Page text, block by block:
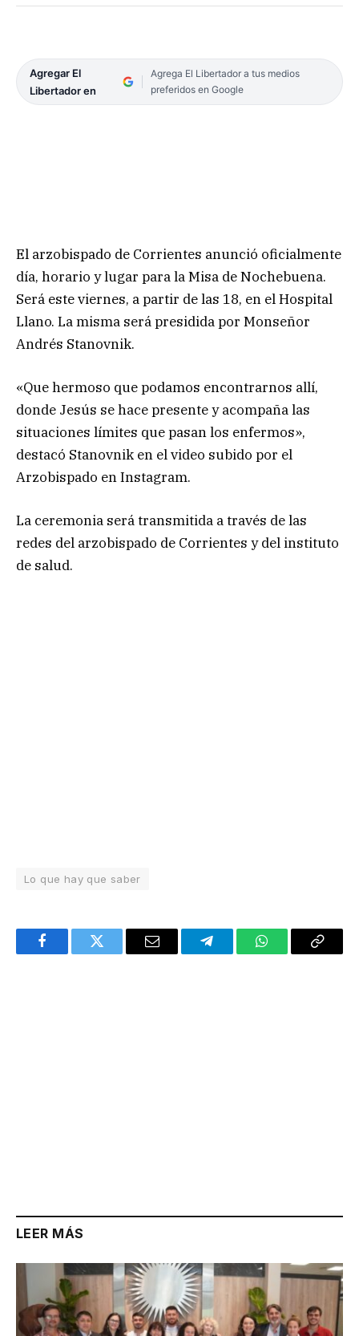
Agregar El
Libertador en
Agrega El Libertador a tus medios
preferidos en Google
El arzobispado de Corrientes anunció oficialmente
día, horario y lugar para la Misa de Nochebuena.
Será este viernes, a partir de las 18, en el Hospital
Llano. La misma será presidida por Monseñor
Andrés Stanovnik.
«Que hermoso que podamos encontrarnos allí,
donde Jesús se hace presente y acompaña las
situaciones límites que pasan los enfermos»,
destacó Stanovnik en el video subido por el
Arzobispado en Instagram.
La ceremonia será transmitida a través de las
redes del arzobispado de Corrientes y del instituto
de salud.
Lo que hay que saber
FacebookTwitter Email TelegramWhatsAppCopy
LEER MÁS